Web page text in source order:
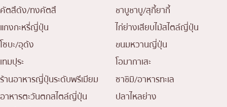
คัตสึด้ง/ทงคัตสึ
ชาบูชาบู/สุกี้ยากี้
แกงกะหรี่ญี่ปุ่น
ไก่ย่างเสียบไม้สไตล์ญี่ปุ่น
โซบะ/อุด้ง
ขนมหวานญี่ปุ่น
เทมปุระ
โอมากาเสะ
ร้านอาหารญี่ปุ่นระดับพรีเมียม
ซาชิมิ/อาหารทะเล
อาหารตะวันตกสไตล์ญี่ปุ่น
ปลาไหลย่าง